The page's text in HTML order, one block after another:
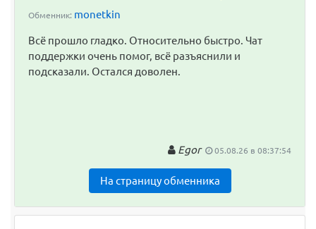
Обменник: monetkin
Всё прошло гладко. Относительно быстро. Чат
поддержки очень помог, всё разъяснили и
подсказали. Остался доволен.
Egor 05.08.26 в 08:37:54
На страницу обменника